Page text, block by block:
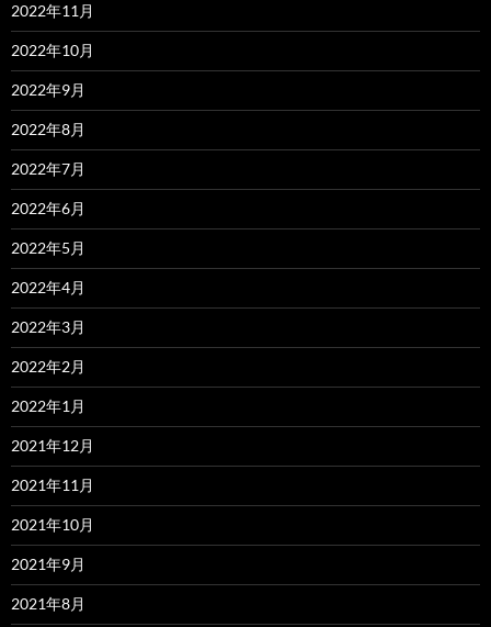
2022年11月
2022年10月
2022年9月
2022年8月
2022年7月
2022年6月
2022年5月
2022年4月
2022年3月
2022年2月
2022年1月
2021年12月
2021年11月
2021年10月
2021年9月
2021年8月